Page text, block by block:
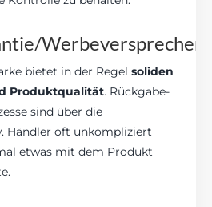
Werbeversprechen
bietet in der Regelsoliden
Produktqualität. Rückgabe-
sind über die
Händler oft unkompliziert
etwas mit dem Produkt